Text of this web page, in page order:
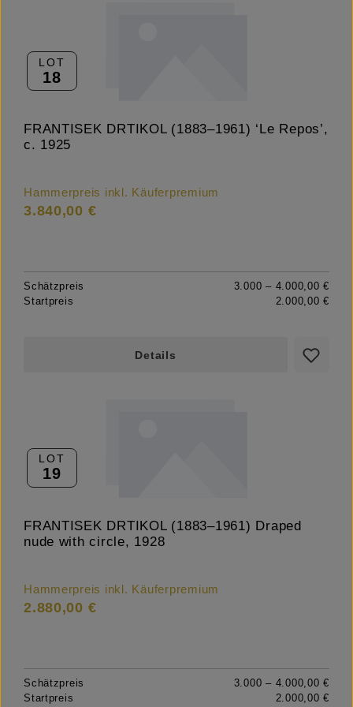
LOT
18
FRANTISEK DRTIKOL (1883–1961) ‘Le Repos’,
c. 1925
Hammerpreis inkl. Käuferpremium
3.840,00 €
Schätzpreis
3.000 – 4.000,00 €
Startpreis
2.000,00 €
Details
LOT
19
FRANTISEK DRTIKOL (1883–1961) Draped
nude with circle, 1928
Hammerpreis inkl. Käuferpremium
2.880,00 €
Schätzpreis
3.000 – 4.000,00 €
Startpreis
2.000,00 €